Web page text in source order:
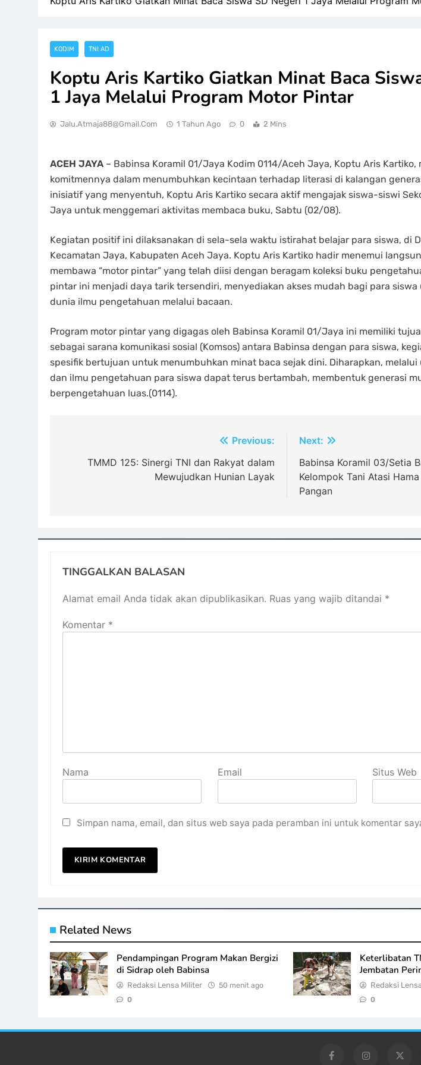
KODIM TNI AD
Koptu Aris Kartiko Giatkan Minat Baca
1 Jaya Melalui Program Motor Pintar
Jalu.atmaja88@gmail.com 1 Tahun Ago 0 2 Mins
ACEH JAYA – Babinsa Koramil 01/Jaya Kodim 0114/Aceh Jaya, Koptu Aris Kartiko,
komitmennya dalam menumbuhkan kecintaan terhadap literasi di kalangan
inisiatif yang menyentuh, Koptu Aris Kartiko secara aktif mengajak siswa-siswi
Jaya untuk menggemari aktivitas membaca buku, Sabtu (02/08).
Kegiatan positif ini dilaksanakan di sela-sela waktu istirahat belajar para siswa, di
Kecamatan Jaya, Kabupaten Aceh Jaya. Koptu Aris Kartiko hadir menemui
membawa “motor pintar” yang telah diisi dengan beragam koleksi buku
pintar ini menjadi daya tarik tersendiri, menyediakan akses mudah bagi para
dunia ilmu pengetahuan melalui bacaan.
Program motor pintar yang digagas oleh Babinsa Koramil 01/Jaya ini memiliki
sebagai sarana komunikasi sosial (Komsos) antara Babinsa dengan para siswa,
spesifik bertujuan untuk menumbuhkan minat baca sejak dini. Diharapkan, melalui
dan ilmu pengetahuan para siswa dapat terus bertambah, membentuk generasi
berpengetahuan luas.(0114).
Previous:
TMMD 125: Sinergi TNI dan Rakyat dalam
Mewujudkan Hunian Layak
Next:
Babinsa Koramil 03/Setia
Kelompok Tani Atasi
Pangan
TINGGALKAN BALASAN
Alamat email Anda tidak akan dipublikasikan. Ruas yang wajib ditandai *
Komentar *
Nama Email Situs Web
Simpan nama, email, dan situs web saya pada peramban ini untuk komentar
Related News
Pendampingan Program Makan Bergizi
di Sidrap oleh Babinsa
Redaksi Lensa Militer 50 menit ago
0
Keterlibatan
Jembatan
Redaksi
0